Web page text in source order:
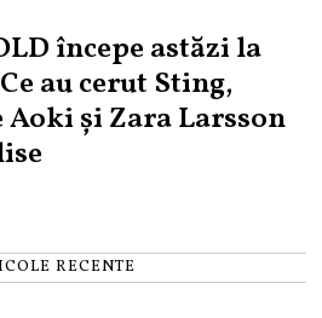
începe astăzi la
au cerut Sting,
Aoki și Zara Larsson
RECENTE